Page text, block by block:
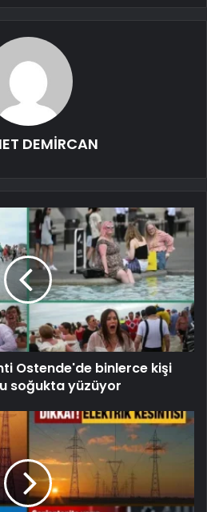
DEMİRCAN
Ostende'de binlerce kişi
soğukta yüzüyor